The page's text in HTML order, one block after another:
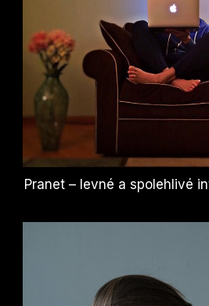
Pranet – levné a spolehlivé